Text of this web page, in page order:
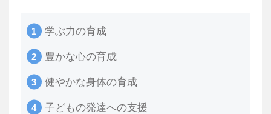
学ぶ力の育成
豊かな心の育成
健やかな身体の育成
子どもの発達への支援